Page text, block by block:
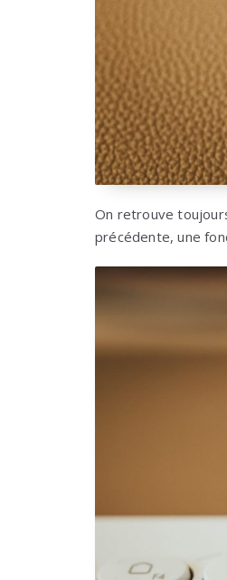
On retrouve
précédente, une